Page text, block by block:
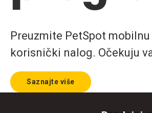
Preuzmite PetSpot
korisnički nalog. Očekuju
Saznajte više